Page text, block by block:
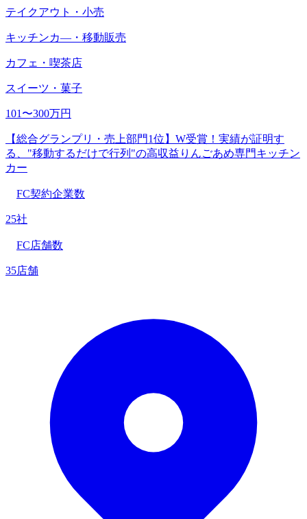
テイクアウト・小売
キッチンカ―・移動販売
カフェ・喫茶店
スイーツ・菓子
101〜300万円
【総合グランプリ・売上部門1位】W受賞！実績が証明す
る、"移動するだけで行列"の高収益りんごあめ専門キッチン
カー
FC契約企業数
25社
FC店舗数
35店舗